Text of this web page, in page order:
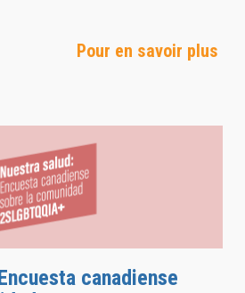
Pour en savoir plus
canadiense